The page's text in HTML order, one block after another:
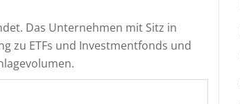
Das Unternehmen mit Sitz in
zu ETFs und Investmentfonds und